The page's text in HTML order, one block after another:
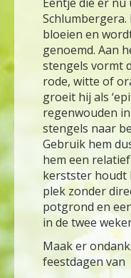
bloeien en
genoemd. Aan
stengels vormt
rode, witte of
groeit hij als
regenwouden
stengels naar
Gebruik hem
hem een
kerstster houdt
plek zonder
potgrond en
in de twee
Maak er
feestdagen van